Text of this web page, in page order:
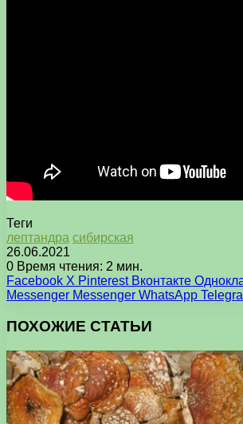
Теги
лептандра сибирская
26.06.2021
0 Время чтения: 2 мин.
Facebook X Pinterest Вконтакте
Messenger Messenger WhatsApp
ПОХОЖИЕ СТАТЬИ